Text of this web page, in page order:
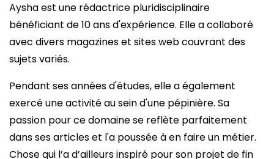
Aysha est une rédactrice pluridisciplinaire
bénéficiant de 10 ans d'expérience. Elle a collaboré
avec divers magazines et sites web couvrant des
sujets variés.
Pendant ses années d'études, elle a également
exercé une activité au sein d'une pépinière. Sa
passion pour ce domaine se reflète parfaitement
dans ses articles et l'a poussée à en faire un métier.
Chose qui l’a d’ailleurs inspiré pour son projet de fin